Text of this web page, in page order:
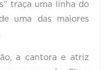
traça uma linha do
uma das maiores
a cantora e atriz